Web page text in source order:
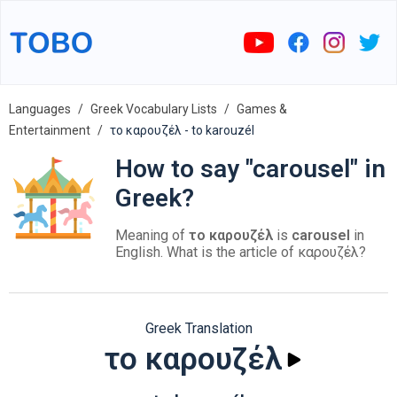
Languages Greek Vocabulary Lists
Games &
Entertainment
το καρουζέλ - to karouzél
How to say "carousel" in
Greek?
Meaning of το καρουζέλ is carousel in
English. What is the article of καρουζέλ?
Greek Translation
το καρουζέλ